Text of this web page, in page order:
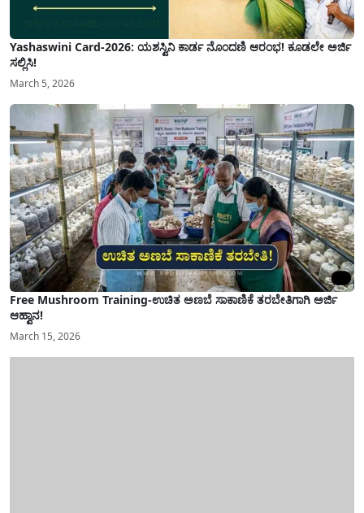
Yashaswini Card-2026: ಯಶಸ್ವಿನಿ ಕಾರ್ಡ ನೊಂದಣಿ ಆರಂಭ! ಕೂಡಲೇ ಅರ್ಜಿ
ಸಲ್ಲಿಸಿ!
March 5, 2026
Free Mushroom Training-ಉಚಿತ ಅಣಬೆ ಸಾಕಾಣಿಕೆ ತರಬೇತಿಗಾಗಿ ಅರ್ಜಿ
ಆಹ್ವಾನ!
March 15, 2026